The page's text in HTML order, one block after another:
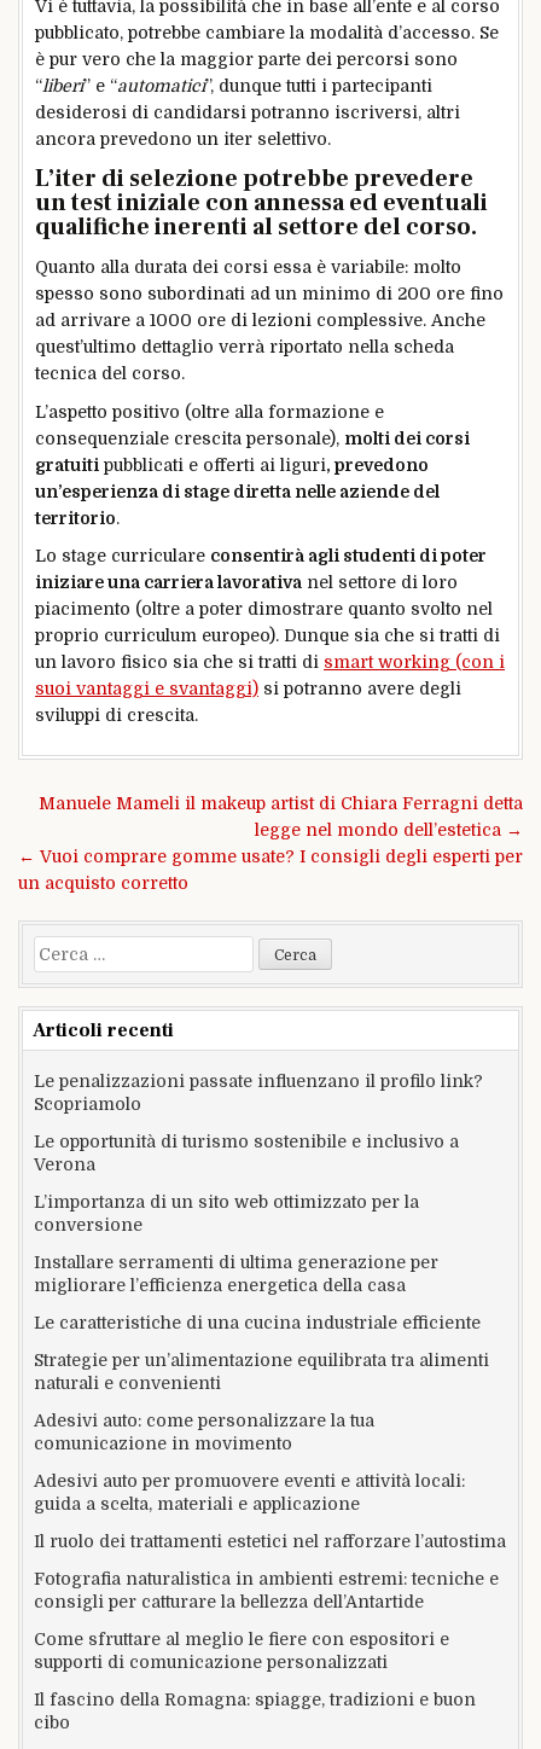
Vi è tuttavia, la possibilità che in base all’ente e al corso
pubblicato, potrebbe cambiare la modalità d’accesso. Se
è pur vero che la maggior parte dei percorsi sono
“liberi” e “automatici”, dunque tutti i partecipanti
desiderosi di candidarsi potranno iscriversi, altri
ancora prevedono un iter selettivo.
L’iter di selezione potrebbe prevedere
un test iniziale con annessa ed eventuali
qualifiche inerenti al settore del corso.
Quanto alla durata dei corsi essa è variabile: molto
spesso sono subordinati ad un minimo di 200 ore fino
ad arrivare a 1000 ore di lezioni complessive. Anche
quest’ultimo dettaglio verrà riportato nella scheda
tecnica del corso.
L’aspetto positivo (oltre alla formazione e
consequenziale crescita personale), molti dei corsi
gratuiti pubblicati e offerti ai liguri, prevedono
un’esperienza di stage diretta nelle aziende del
territorio.
Lo stage curriculare consentirà agli studenti di poter
iniziare una carriera lavorativa nel settore di loro
piacimento (oltre a poter dimostrare quanto svolto nel
proprio curriculum europeo). Dunque sia che si tratti di
un lavoro fisico sia che si tratti di smart working (con i
suoi vantaggi e svantaggi) si potranno avere degli
sviluppi di crescita.
Navigazione
Manuele Mameli il makeup artist di Chiara Ferragni detta
legge nel mondo dell’estetica →
← Vuoi comprare gomme usate? I consigli degli esperti per
un acquisto corretto
Ricerca
per:
Articoli recenti
Le penalizzazioni passate influenzano il profilo link?
Scopriamolo
Le opportunità di turismo sostenibile e inclusivo a
Verona
L’importanza di un sito web ottimizzato per la
conversione
Installare serramenti di ultima generazione per
migliorare l’efficienza energetica della casa
Le caratteristiche di una cucina industriale efficiente
Strategie per un’alimentazione equilibrata tra alimenti
naturali e convenienti
Adesivi auto: come personalizzare la tua
comunicazione in movimento
Adesivi auto per promuovere eventi e attività locali:
guida a scelta, materiali e applicazione
Il ruolo dei trattamenti estetici nel rafforzare l’autostima
Fotografia naturalistica in ambienti estremi: tecniche e
consigli per catturare la bellezza dell’Antartide
Come sfruttare al meglio le fiere con espositori e
supporti di comunicazione personalizzati
Il fascino della Romagna: spiagge, tradizioni e buon
cibo